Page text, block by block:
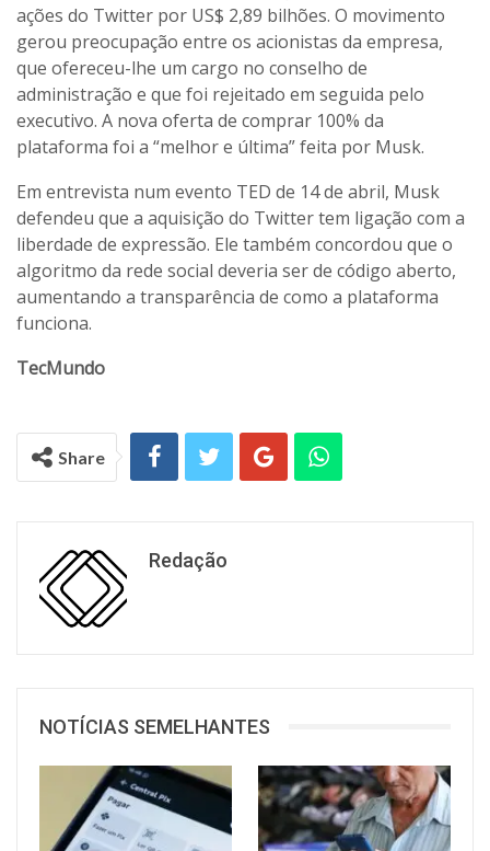
ações do Twitter por US$ 2,89 bilhões. O movimento
gerou preocupação entre os acionistas da empresa,
que ofereceu-lhe um cargo no conselho de
administração e que foi rejeitado em seguida pelo
executivo. A nova oferta de comprar 100% da
plataforma foi a “melhor e última” feita por Musk.
Em entrevista num evento TED de 14 de abril, Musk
defendeu que a aquisição do Twitter tem ligação com a
liberdade de expressão. Ele também concordou que o
algoritmo da rede social deveria ser de código aberto,
aumentando a transparência de como a plataforma
funciona.
TecMundo
Share
Redação
NOTÍCIAS SEMELHANTES